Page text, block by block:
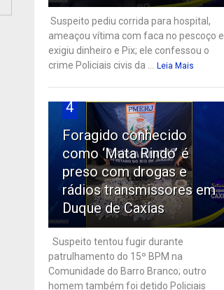
Suspeito pediu corrida para hospital,
ameaçou vítima com faca no pescoço e
exigiu dinheiro e Pix; ele confessou o
crime Policiais civis da ...
Leia Mais
4
Foragido conhecido
como ‘Mata Rindo’ é
preso com drogas e
rádios transmissores em
Duque de Caxias
Suspeito tentou fugir durante
patrulhamento do 15º BPM na
Comunidade do Barro Branco; outro
homem também foi detido Policiais